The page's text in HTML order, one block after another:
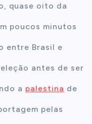
quase oito da
poucos minutos
entre Brasil e
antes de ser
a palestina de
pelas